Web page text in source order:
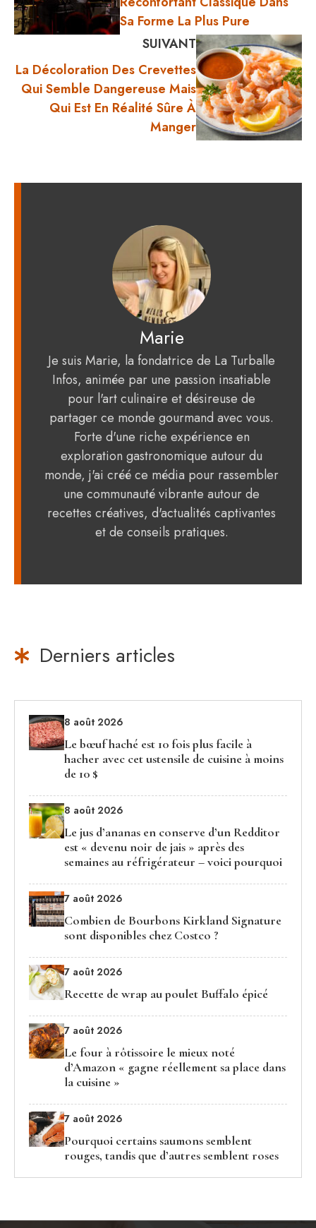
Sa Forme La Plus Pure
SUIVANT
La Décoloration Des Crevettes
Qui Semble Dangereuse Mais
Qui Est En Réalité Sûre À
Manger
Marie
Je suis Marie, la fondatrice de La Turballe
Infos, animée par une passion insatiable
pour l'art culinaire et désireuse de
partager ce monde gourmand avec vous.
Forte d'une riche expérience en
exploration gastronomique autour du
monde, j'ai créé ce média pour rassembler
une communauté vibrante autour de
recettes créatives, d'actualités captivantes
et de conseils pratiques.
Derniers articles
8 août 2026
Le bœuf haché est 10 fois plus facile à
hacher avec cet ustensile de cuisine à moins
de 10 $
8 août 2026
Le jus d’ananas en conserve d’un Redditor
est « devenu noir de jais » après des
semaines au réfrigérateur – voici pourquoi
7 août 2026
Combien de Bourbons Kirkland Signature
sont disponibles chez Costco ?
7 août 2026
Recette de wrap au poulet Buffalo épicé
7 août 2026
Le four à rôtissoire le mieux noté
d’Amazon « gagne réellement sa place dans
la cuisine »
7 août 2026
Pourquoi certains saumons semblent
rouges, tandis que d’autres semblent roses